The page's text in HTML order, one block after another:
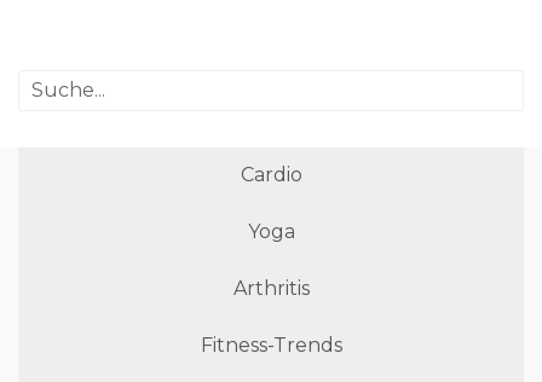
Cardio
Yoga
Arthritis
Fitness-Trends